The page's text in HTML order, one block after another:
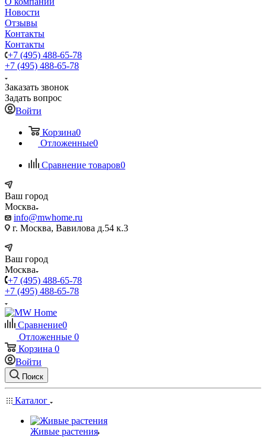
Новости
Отзывы
Контакты
Контакты
+7 (495) 488-65-78
+7 (495) 488-65-78
Заказать звонок
Задать вопрос
Войти
Корзина0
Отложенные0
Сравнение товаров0
Ваш город
Москва
info@mwhome.ru
г. Москва, Вавилова д.54 к.3
Ваш город
Москва
+7 (495) 488-65-78
+7 (495) 488-65-78
Сравнение0
Отложенные 0
Корзина 0
Войти
Поиск
Каталог
Живые растения